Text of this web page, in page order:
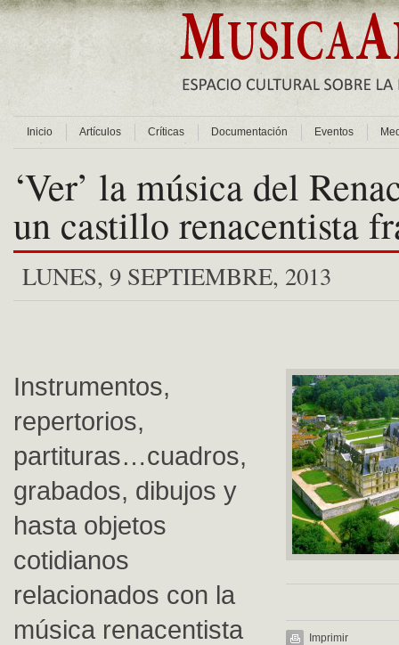
Inicio Artículos Críticas Documentación Eventos
‘Ver’ la música del
un castillo renacentista
LUNES, 9 SEPTIEMBRE, 2013
Imprimir
Instrumentos,
repertorios,
partituras…cuadros,
grabados, dibujos y
hasta objetos
cotidianos
relacionados con la
música renacentista